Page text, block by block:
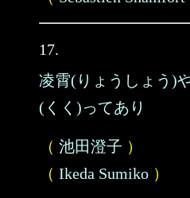
17.
凌霄(りょうしょう)
(くく)ってあり
（ 池田澄子 ）
（ Ikeda Sumiko ）